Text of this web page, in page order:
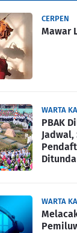
CERPEN
Mawar
WARTA
PBAK
Jadwal,
Ditunda
WARTA